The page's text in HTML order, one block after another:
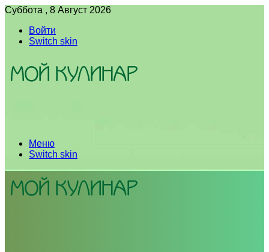
Суббота , 8 Август 2026
Войти
Switch skin
Меню
Switch skin